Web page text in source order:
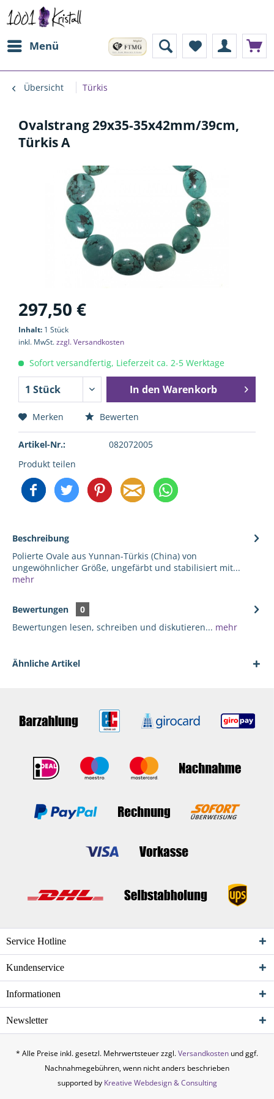
Menü
Übersicht Türkis
Ovalstrang 29x35-35x42mm/39cm,
Türkis A
297,50 €
Inhalt: 1 Stück
inkl. MwSt.zzgl. Versandkosten
Sofort versandfertig, Lieferzeit ca. 2-5 Werktage
In den Warenkorb
Merken Bewerten
Artikel-Nr.:
082072005
Produkt teilen
Beschreibung
Polierte Ovale aus Yunnan-Türkis (China) von
ungewöhnlicher Größe, ungefärbt und stabilisiert mit...
mehr
Bewertungen
0
Bewertungen lesen, schreiben und diskutieren... mehr
Ähnliche Artikel
Service Hotline
Kundenservice
Informationen
Newsletter
* Alle Preise inkl. gesetzl. Mehrwertsteuer zzgl.Versandkosten und ggf.
Nachnahmegebühren, wenn nicht anders beschrieben
supported by Kreative Webdesign & Consulting